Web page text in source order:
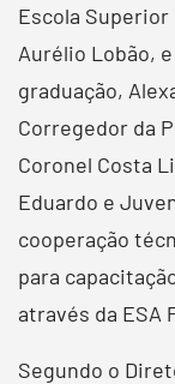
Escola Superior
Aurélio Lobão,
graduação,
Corregedor da
Coronel Costa
Eduardo e
cooperação
para
através da ESA
Segundo o